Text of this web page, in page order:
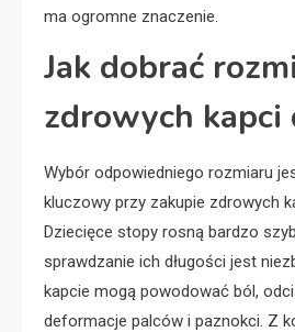
ma ogromne znaczenie.
Jak dobrać
zdrowych kapci
Wybór odpowiedniego rozmiaru
kluczowy przy zakupie zdrowych
Dziecięce stopy rosną bardzo
sprawdzanie ich długości jest
kapcie mogą powodować ból,
deformacje palców i paznokci. Z